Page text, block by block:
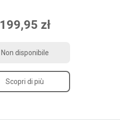
199,95 zł
Non disponibile
Scopri di più